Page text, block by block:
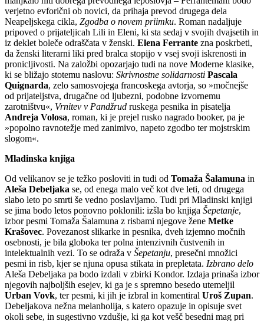
verjetno evforični ob novici, da prihaja prevod drugega dela
Neapeljskega cikla, Zgodba o novem priimku. Roman nadaljuje
pripoved o prijateljicah Lili in Eleni, ki sta sedaj v svojih dvajsetih in
iz deklet boleče odraščata v ženski. Elena Ferrante zna poskrbeti,
da ženski literarni liki pred bralca stopijo v vsej svoji iskrenosti in
pronicljivosti. Na založbi opozarjajo tudi na nove Moderne klasike,
ki se bližajo stotemu naslovu: Skrivnostne solidarnosti Pascala
Quignarda, zelo samosvojega francoskega avtorja, so »močnejše
od prijateljstva, drugačne od ljubezni, podobne izvornemu
zarotništvu«, Vrnitev v Pandžrud ruskega pesnika in pisatelja
Andreja Volosa, roman, ki je prejel rusko nagrado booker, pa je
»popolno ravnotežje med zanimivo, napeto zgodbo ter mojstrskim
slogom«.
Mladinska knjiga
Od velikanov se je težko posloviti in tudi od Tomaža Šalamuna in
Aleša Debeljaka se, od enega malo več kot dve leti, od drugega
slabo leto po smrti še vedno poslavljamo. Tudi pri Mladinski knjigi
se jima bodo letos ponovno poklonili: izšla bo knjiga Šepetanje,
izbor pesmi Tomaža Šalamuna z risbami njegove žene Metke
Krašovec. Povezanost slikarke in pesnika, dveh izjemno močnih
osebnosti, je bila globoka ter polna intenzivnih čustvenih in
intelektualnih vezi. To se odraža v Šepetanju, presečni množici
pesmi in risb, kjer se njuna opusa stikata in prepletata. Izbrano delo
Aleša Debeljaka pa bodo izdali v zbirki Kondor. Izdaja prinaša izbor
njegovih najboljših esejev, ki ga je s spremno besedo utemeljil
Urban Vovk, ter pesmi, ki jih je izbral in komentiral Uroš Zupan.
Debeljakova nežna melanholija, s katero opazuje in opisuje svet
okoli sebe, in sugestivno vzdušje, ki ga kot vešč besedni mag pri